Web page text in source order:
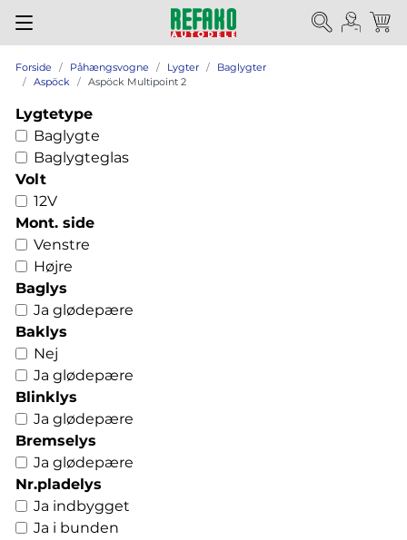
Forside Påhængsvogne Lygter
Baglygter
Aspöck
Aspöck Multipoint 2
Lygtetype
Baglygte
Baglygteglas
Volt
12V
Mont. side
Venstre
Højre
Baglys
Ja glødepære
Baklys
Nej
Ja glødepære
Blinklys
Ja glødepære
Bremselys
Ja glødepære
Nr.pladelys
Ja indbygget
Ja i bunden